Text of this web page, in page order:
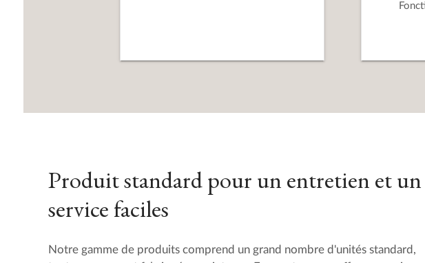
Produit standard pour un entretien et un
service faciles
Notre gamme de produits comprend un grand nombre d'unités standard,